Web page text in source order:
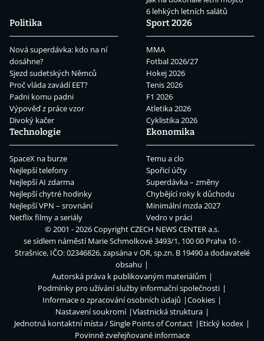
6 lehkých letních salátů
Politika
Nová superdávka: kdo na ní
dosáhne?
Sjezd sudetských Němců
Proč vláda zavádí EET?
Padni komu padni
Výpověď z práce vzor
Divoký kačer
Sport 2026
MMA
Fotbal 2026/27
Hokej 2026
Tenis 2026
F1 2026
Atletika 2026
Cyklistika 2026
Technologie
SpaceX na burze
Nejlepší telefony
Nejlepší AI zdarma
Nejlepší chytré hodinky
Nejlepší VPN – srovnání
Netflix filmy a seriály
Ekonomika
Temu a clo
Spořicí účty
Superdávka – změny
Chybějící roky k důchodu
Minimální mzda 2027
Vedro v práci
© 2001 - 2026 CopyrightCZECH NEWS CENTER a.s.
se sídlem náměstí Marie Schmolkové 3493/1, 100 00 Praha 10 -
Strašnice, IČO: 02346826, zapsána v OR, sp.zn. B 19490 a dodavatelé
obsahu
Autorská práva k publikovaným materiálům
Podmínky pro užívání služby informační společnosti
Informace o zpracování osobních údajů
Cookies
Nastavení soukromí
Vlastnická struktura
Jednotná kontaktní místa / Single Points of Contact
Etický kodex
Povinně zveřejňované informace